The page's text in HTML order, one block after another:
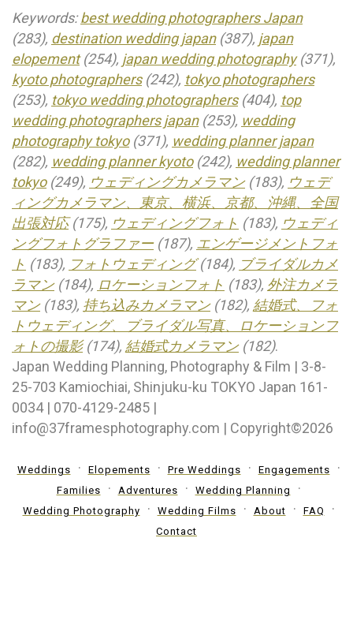
Keywords:best wedding photographers Japan
(283), destination wedding japan(387), japan
elopement(254), japan wedding photography(371),
kyoto photographers(242), tokyo photographers
(253), tokyo wedding photographers(404), top
wedding photographers japan(253), wedding
photography tokyo(371), wedding planner japan
(282), wedding planner kyoto(242), wedding planner
tokyo(249), ウェディングカメラマン(183), ウェデ
ィングカメラマン、東京、横浜、京都、沖縄、全国
出張対応(175), ウェディングフォト (183), ウェディ
ングフォトグラファー(187), エンゲージメントフォ
ト (183), フォトウェディング(184), ブライダルカメ
ラマン(184), ロケーションフォト (183), 外注カメラ
マン(183), 持ち込みカメラマン(182), 結婚式、フォ
トウェディング、ブライダル写真、ロケーションフ
ォトの撮影(174), 結婚式カメラマン(182).
Japan Wedding Planning, Photography & Film | 3-8-
25-703 Kamiochiai, Shinjuku-ku TOKYO Japan 161-
0034 | 070-4129-2485 |
info@37framesphotography.com | Copyright©2026
Weddings Elopements Pre Weddings
Engagements
Families
Adventures
Wedding Planning
Wedding Photography
Wedding Films About
FAQ
Contact